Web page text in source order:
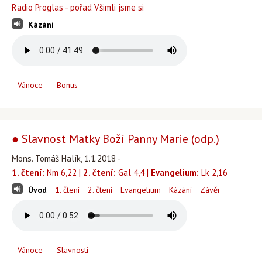
Radio Proglas - pořad Všimli jsme si
Kázání
Vánoce Bonus
● Slavnost Matky Boží Panny Marie (odp.)
Mons. Tomáš Halík, 1.1.2018 -
1. čtení: Nm 6,22 | 2. čtení: Gal 4,4 | Evangelium: Lk 2,16
Úvod 1. čtení 2. čtení Evangelium Kázání Závěr
Vánoce Slavnosti